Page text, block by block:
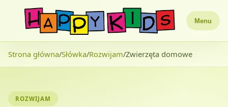
Menu
Strona główna/Słówka/Rozwijam/Zwierzęta domowe
ROZWIJAM